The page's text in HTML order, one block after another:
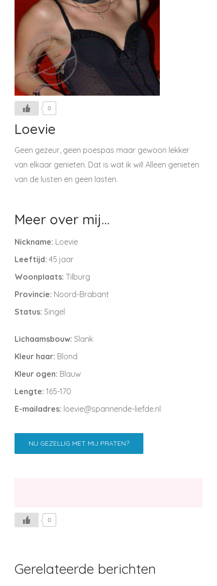
0
Loevie
Geen gezeur, geen poespas maar gewoon lekker
van elkaar genieten. Dat is wat ik wil! Alleen genieten
van de lusten en geen lasten.
Meer over mij…
Nickname: Loevie
Leeftijd: 45 jaar
Woonplaats: Tilburg
Provincie: Noord-Brabant
Status: Singel
Lichaamsbouw: Slank
Kleur haar: Blond
Kleur ogen: Blauw
Lengte: 165-170
E-mailadres: loevie@spannende-liefde.nl
NU GEZELLIG MET MIJ PRATEN?
0
Gerelateerde berichten